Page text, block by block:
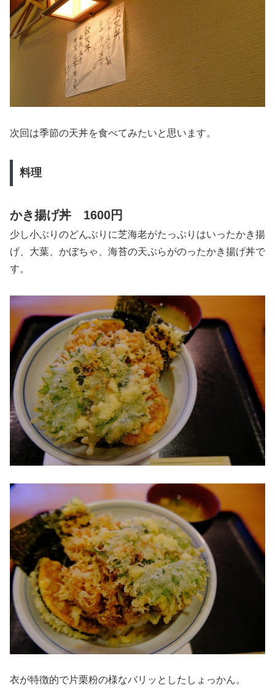
次回は季節の天丼を食べてみたいと思います。
料理
かき揚げ丼 1600円
少し小ぶりのどんぶりに芝海老がたっぷりはいったかき揚
げ、大葉、かぼちゃ、海苔の天ぷらがのったかき揚げ丼で
す。
衣が特徴的で片栗粉の様なバリッとしたしょっかん。